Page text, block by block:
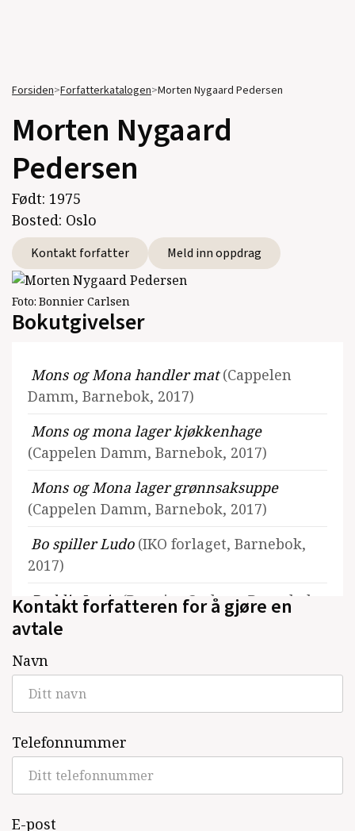
Forsiden>Forfatterkatalogen>Morten Nygaard Pedersen
Morten Nygaard
Pedersen
Født: 1975
Bosted: Oslo
Kontakt forfatter Meld inn oppdrag
Foto: Bonnier Carlsen
Bokutgivelser
Mons og Mona handler mat(Cappelen
Damm, Barnebok, 2017)
Mons og mona lager kjøkkenhage
(Cappelen Damm, Barnebok, 2017)
Mons og Mona lager grønnsaksuppe
(Cappelen Damm, Barnebok, 2017)
Bo spiller Ludo (IKO forlaget, Barnebok,
2017)
Bo blir Lucia(Bonnier Carlsen, Barnebok,
2017)
Katja kan själv
Barnebok, 2016)
Bo blir lucia(Bonnier Carlsen, Barnebok,
2016)
Den blå barnkammarboken (Medforfatter)
(Bonnier Carlsen, Barnebok, 2015)
Bo går till biblioteket
Kontakt forfatteren for å gjøre en
avtale
Navn
Telefonnummer
E-post